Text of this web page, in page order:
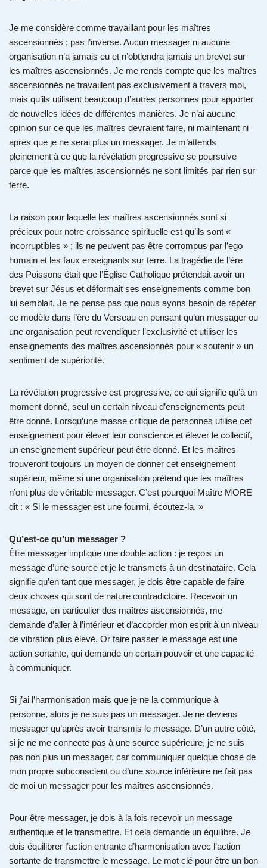
Je me considère comme travaillant pour les maîtres
ascensionnés ; pas l’inverse. Aucun messager ni aucune
organisation n’a jamais eu et n’obtiendra jamais un brevet sur
les maîtres ascensionnés. Je me rends compte que les maîtres
ascensionnés ne travaillent pas exclusivement à travers moi,
mais qu’ils utilisent beaucoup d’autres personnes pour apporter
de nouvelles idées de différentes manières. Je n’ai aucune
opinion sur ce que les maîtres devraient faire, ni maintenant ni
après que je ne serai plus un messager. Je m’attends
pleinement à ce que la révélation progressive se poursuive
parce que les maîtres ascensionnés ne sont limités par rien sur
terre.
La raison pour laquelle les maîtres ascensionnés sont si
précieux pour notre croissance spirituelle est qu’ils sont «
incorruptibles » ; ils ne peuvent pas être corrompus par l’ego
humain et les faux enseignants sur terre. La tragédie de l’ère
des Poissons était que l’Église Catholique prétendait avoir un
brevet sur Jésus et déformait ses enseignements comme bon
lui semblait. Je ne pense pas que nous ayons besoin de répéter
ce modèle dans l’ère du Verseau en pensant qu’un messager ou
une organisation peut revendiquer l’exclusivité et utiliser les
enseignements des maîtres ascensionnés pour « soutenir » un
sentiment de supériorité.
La révélation progressive est progressive, ce qui signifie qu’à un
moment donné, seul un certain niveau d’enseignements peut
être donné. Lorsqu’une masse critique de personnes utilise cet
enseignement pour élever leur conscience et élever le collectif,
un enseignement supérieur peut être donné. Et les maîtres
trouveront toujours un moyen de donner cet enseignement
supérieur, même si une organisation prétend que les maîtres
n’ont plus de véritable messager. C’est pourquoi Maître MORE
dit : « Si le messager est une fourmi, écoutez-la. »
Qu’est-ce qu’un messager ?
Être messager implique une double action : je reçois un
message d’une source et je le transmets à un destinataire. Cela
signifie qu’en tant que messager, je dois être capable de faire
deux choses qui sont de nature contradictoire. Recevoir un
message, en particulier des maîtres ascensionnés, me
demande d’aller à l’intérieur et d’accorder mon esprit à un niveau
de vibration plus élevé. Or faire passer le message est une
action sortante, qui demande un certain pouvoir et une capacité
à communiquer.
Si j’ai l’harmonisation mais que je ne la communique à
personne, alors je ne suis pas un messager. Je ne deviens
messager qu’après avoir transmis le message. D’un autre côté,
si je ne me connecte pas à une source supérieure, je ne suis
pas non plus un messager, car communiquer quelque chose de
mon propre subconscient ou d’une source inférieure ne fait pas
de moi un messager pour les maîtres ascensionnés.
Pour être messager, je dois à la fois recevoir un message
authentique et le transmettre. Et cela demande un équilibre. Je
dois équilibrer l’action entrante d’harmonisation avec l’action
sortante de transmettre le message. Le mot clé pour être un bon